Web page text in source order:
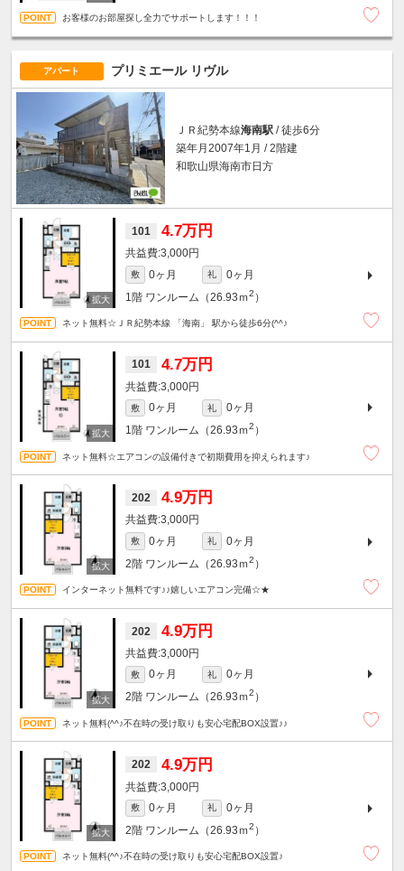
お客様のお部屋探し全力でサポートします！！！
アパート プリミエール リヴル
ＪＲ紀勢本線海南駅 / 徒歩6分
築年月2007年1月 / 2階建
和歌山県海南市日方
101 4.7万円
3,000円
敷 0ヶ月 礼
0ヶ月
1階 ワンルーム（26.93ｍ2 ）
ネット無料☆ＪＲ紀勢本線 「海南」 駅から徒歩6分(^^♪
101 4.7万円
3,000円
敷 0ヶ月 礼
0ヶ月
1階 ワンルーム（26.93ｍ2 ）
ネット無料☆エアコンの設備付きで初期費用を抑えられます♪
202 4.9万円
3,000円
敷 0ヶ月 礼
0ヶ月
2階 ワンルーム（26.93ｍ2 ）
インターネット無料です♪♪嬉しいエアコン完備☆★
202 4.9万円
3,000円
敷 0ヶ月 礼
0ヶ月
2階 ワンルーム（26.93ｍ2 ）
ネット無料(^^♪不在時の受け取りも安心宅配BOX設置♪♪
202 4.9万円
3,000円
敷 0ヶ月 礼
0ヶ月
2階 ワンルーム（26.93ｍ2 ）
ネット無料(^^♪不在時の受け取りも安心宅配BOX設置♪